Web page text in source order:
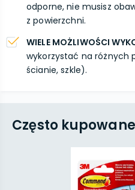
odporne, nie musisz
z powierzchni.
WIELE MOŻLIWOŚCI
wykorzystać na różnych
ścianie, szkle).
Często